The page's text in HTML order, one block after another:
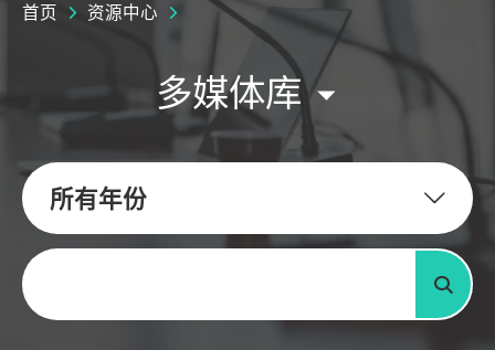
首页 资源中心
多媒体库
所有年份
关键字
搜寻